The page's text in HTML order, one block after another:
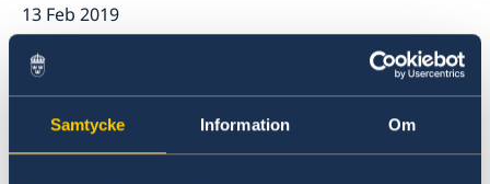
Samtycke Information Om
Swedish Companies in Türkiye
Report Trade Barriers
13 Feb 2019
On 13 February, Minister for Foreign
Affairs Margot Wallström presented
the 2019 Statement of Foreign Policy
in the Riksdag.